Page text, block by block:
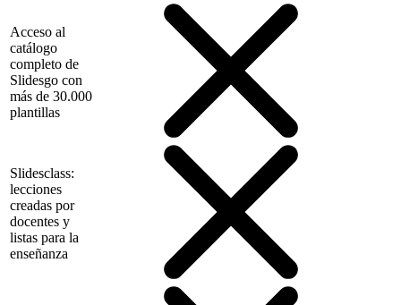
Acceso al
catálogo
completo de
Slidesgo con
más de 30.000
plantillas
Slidesclass:
lecciones
creadas por
docentes y
listas para la
enseñanza